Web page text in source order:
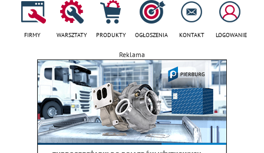
FIRMY WARSZTATY PRODUKTY OGŁOSZENIA KONTAKT LOGOWANIE
Reklama